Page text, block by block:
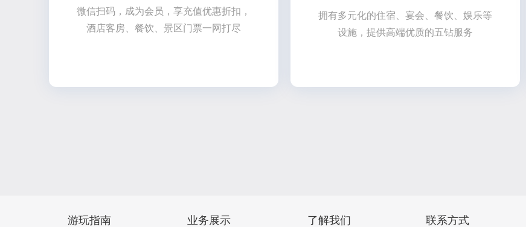
微信扫码，成为会员，享充值优惠折扣，
酒店客房、餐饮、景区门票一网打尽
拥有多元化的住宿、宴会、餐饮、娱乐等
设施，提供高端优质的五钻服务
游玩指南 业务展示 了解我们 联系方式